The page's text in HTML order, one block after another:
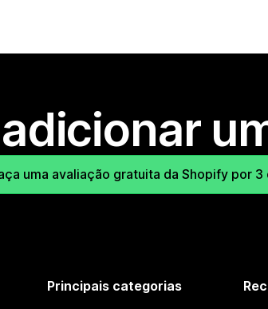
uma avaliação gratuita da Shopify por 3
Principais categorias